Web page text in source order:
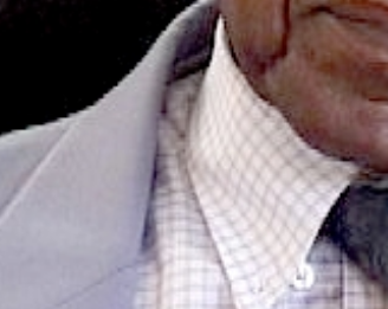
ایمپلنت
گردونه بچرخون جایزه ببر